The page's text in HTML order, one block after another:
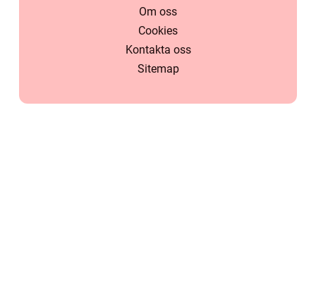
Om oss
Cookies
Kontakta oss
Sitemap